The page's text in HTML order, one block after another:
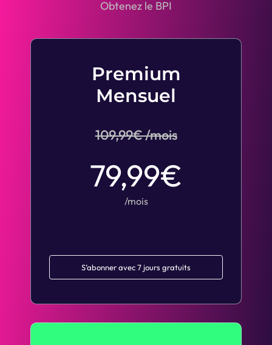
Obtenez le BPI
Premium
Mensuel
109,99€ /mois
79,99€
/mois
S’abonner avec 7 jours gratuits